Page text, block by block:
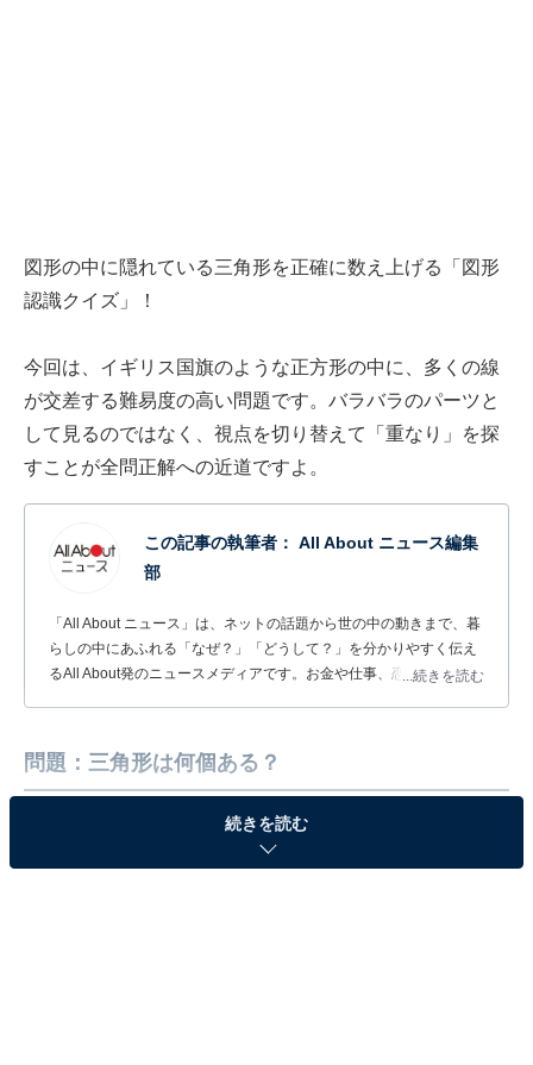
図形の中に隠れている三角形を正確に数え上げる「図形
認識クイズ」！
今回は、イギリス国旗のような正方形の中に、多くの線
が交差する難易度の高い問題です。バラバラのパーツと
して見るのではなく、視点を切り替えて「重なり」を探
すことが全問正解への近道ですよ。
この記事の執筆者： All About ニュース編集
部
「All About ニュース」は、ネットの話題から世の中の動きまで、暮
らしの中にあふれる「なぜ？」「どうして？」を分かりやすく伝え
るAll About発のニュースメディアです。お金や仕事、恋愛、ITに関
...続きを読む
問題：三角形は何個ある？
続きを読む